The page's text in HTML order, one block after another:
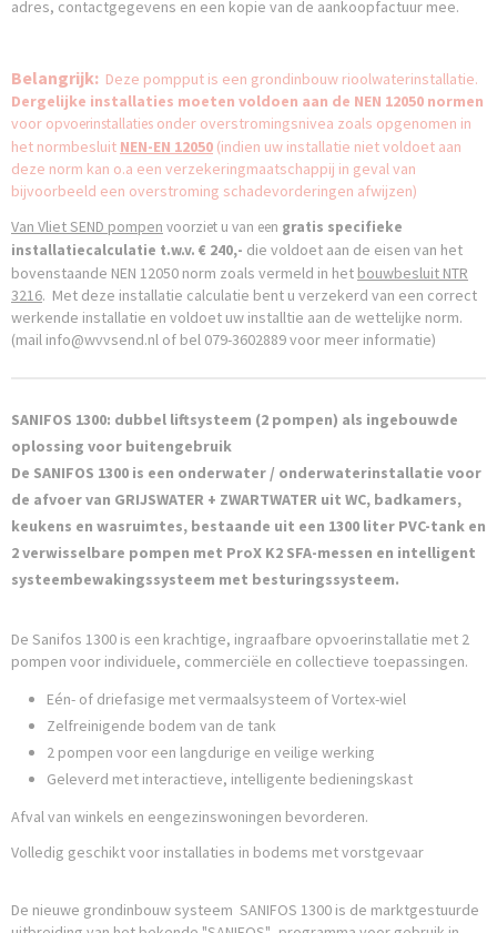
adres, contactgegevens en een kopie van de aankoopfactuur mee.
Belangrijk: Deze pompput is een grondinbouw rioolwaterinstallatie.
Dergelijke installaties moeten voldoen aan de NEN 12050 normen
voor opvoerinstallaties onder overstromingsnivea zoals opgenomen in
het normbesluit NEN-EN 12050 (indien uw installatie niet voldoet aan
deze norm kan o.a een verzekeringmaatschappij in geval van
bijvoorbeeld een overstroming schadevorderingen afwijzen)
Van VlietSEND pompen voorziet u van een gratis specifieke
installatiecalculatie t.w.v. € 240,- die voldoet aan de eisen van het
bovenstaande NEN 12050 norm zoals vermeld in het bouwbesluit NTR
3216. Met deze installatie calculatie bent u verzekerd van een correct
werkende installatie en voldoet uw installtie aan de wettelijke norm.
(mail info@wvvsend.nl of bel 079-3602889 voor meer informatie)
SANIFOS 1300: dubbel liftsysteem (2 pompen) als ingebouwde
oplossing voor buitengebruik
De SANIFOS 1300 is een onderwater / onderwaterinstallatie voor
de afvoer van GRIJSWATER + ZWARTWATER uit WC, badkamers,
keukens en wasruimtes, bestaande uit een 1300 liter PVC-tank en
2 verwisselbare pompen met ProX K2 SFA-messen en intelligent
systeembewakingssysteem met besturingssysteem.
De Sanifos 1300 is een krachtige, ingraafbare opvoerinstallatie met 2
pompen voor individuele, commerciële en collectieve toepassingen.
Eén- of driefasige met vermaalsysteem of Vortex-wiel
Zelfreinigende bodem van de tank
2 pompen voor een langdurige en veilige werking
Geleverd met interactieve, intelligente bedieningskast
Afval van winkels en eengezinswoningen bevorderen.
Volledig geschikt voor installaties in bodems met vorstgevaar
De nieuwe grondinbouw systeem SANIFOS 1300 is de marktgestuurde